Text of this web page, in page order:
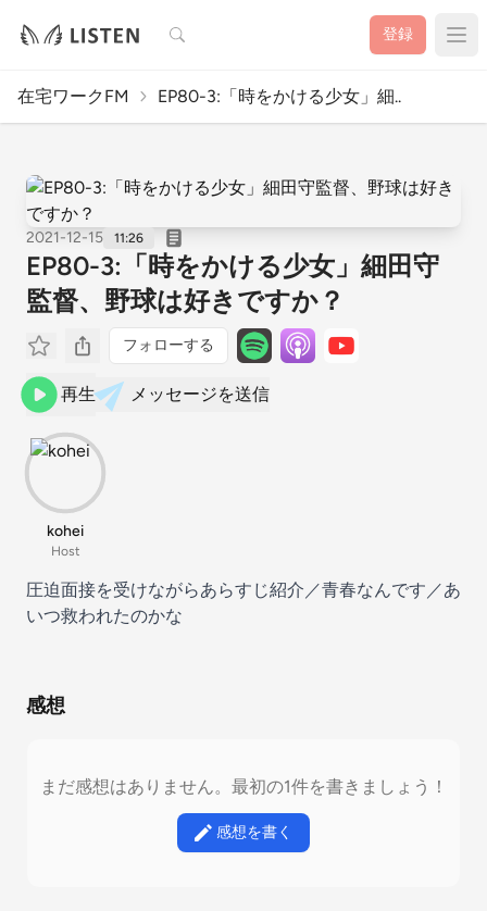
検索 登録
在宅ワークFM EP80-3:「時をかける少女」細..
2021-12-15 11:26
EP80-3:「時をかける少女」細田守
監督、野球は好きですか？
フォローする
再生 メッセージを送信
kohei
Host
圧迫面接を受けながらあらすじ紹介／青春なんです／あ
いつ救われたのかな
感想
まだ感想はありません。最初の1件を書きましょう！
感想を書く